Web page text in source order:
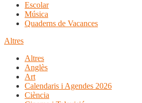
Escolar
Música
Quaderns de Vacances
Altres
Altres
Anglès
Art
Calendaris i Agendes 2026
Ciència